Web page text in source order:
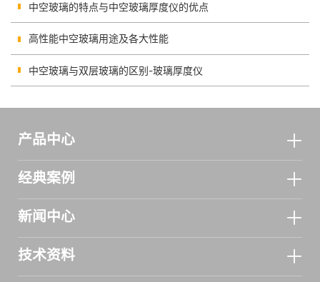
中空玻璃的特点与中空玻璃厚度仪的优点
高性能中空玻璃用途及各大性能
中空玻璃与双层玻璃的区别-玻璃厚度仪
产品中心
经典案例
新闻中心
技术资料